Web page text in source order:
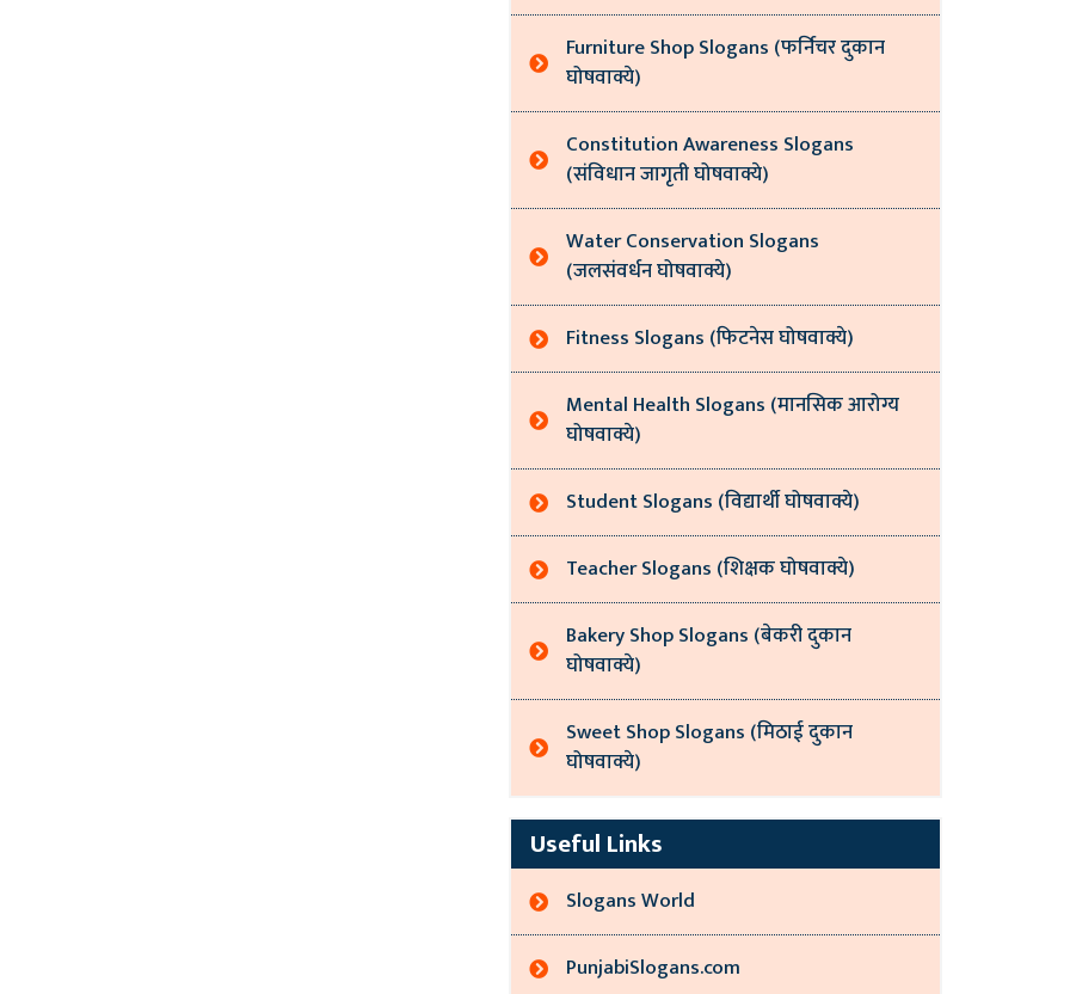
Furniture Shop Slogans (फर्निचर दुकान
घोषवाक्ये)
Constitution Awareness Slogans
(संविधान जागृती घोषवाक्ये)
Water Conservation Slogans
(जलसंवर्धन घोषवाक्ये)
Fitness Slogans (फिटनेस घोषवाक्ये)
Mental Health Slogans (मानसिक आरोग्य
घोषवाक्ये)
Student Slogans (विद्यार्थी घोषवाक्ये)
Teacher Slogans (शिक्षक घोषवाक्ये)
Bakery Shop Slogans (बेकरी दुकान
घोषवाक्ये)
Sweet Shop Slogans (मिठाई दुकान
घोषवाक्ये)
Useful Links
Slogans World
PunjabiSlogans.com